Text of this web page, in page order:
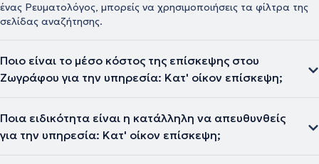
ένας Ρευματολόγος, μπορείς να χρησιμοποιήσεις τα φίλτρα της
σελίδας αναζήτησης.
Ποιο είναι το μέσο κόστος της επίσκεψης στου
Ζωγράφου για την υπηρεσία: Κατ' οίκον επίσκεψη;
Ποια ειδικότητα είναι η κατάλληλη να απευθυνθείς
για την υπηρεσία: Κατ' οίκον επίσκεψη;